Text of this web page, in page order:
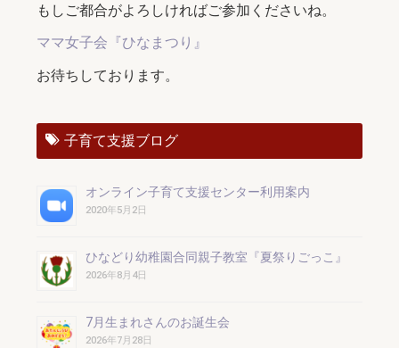
もしご都合がよろしければご参加くださいね。
ママ女子会『ひなまつり』
お待ちしております。
子育て支援ブログ
オンライン子育て支援センター利用案内
2020年5月2日
ひなどり幼稚園合同親子教室『夏祭りごっこ』
2026年8月4日
7月生まれさんのお誕生会
2026年7月28日